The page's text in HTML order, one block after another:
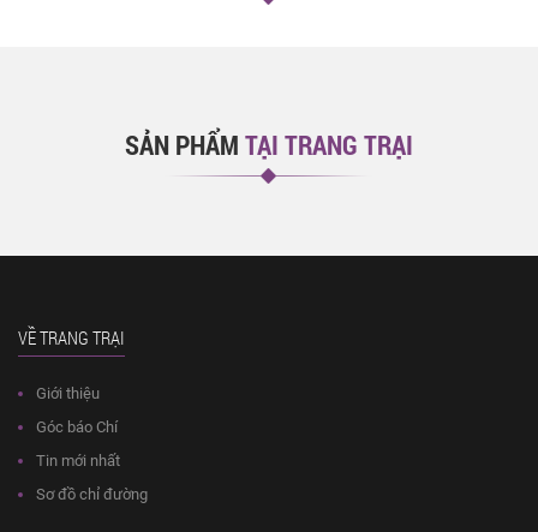
SẢN PHẨM TẠI TRANG TRẠI
VỀ TRANG TRẠI
Giới thiệu
Góc báo Chí
Tin mới nhất
Sơ đồ chỉ đường